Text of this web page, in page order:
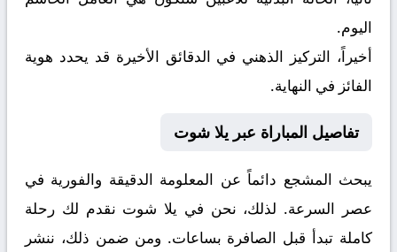
اليوم.
أخيراً، التركيز الذهني في الدقائق الأخيرة قد يحدد هوية
الفائز في النهاية.
تفاصيل المباراة عبر يلا شوت
يبحث المشجع دائماً عن المعلومة الدقيقة والفورية في
عصر السرعة. لذلك، نحن في يلا شوت نقدم لك رحلة
كاملة تبدأ قبل الصافرة بساعات. ومن ضمن ذلك، ننشر